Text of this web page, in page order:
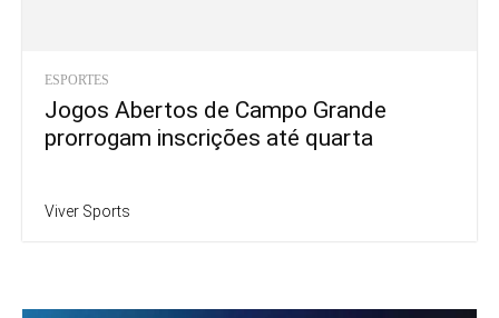
ESPORTES
Jogos Abertos de Campo Grande
prorrogam inscrições até quarta
Viver Sports